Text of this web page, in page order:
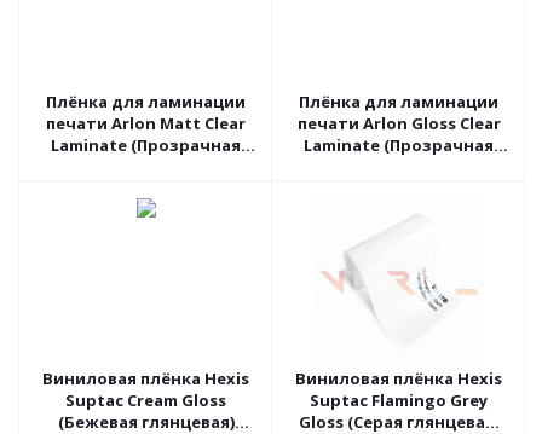
Плёнка для ламинации
печати Arlon Matt Clear
Laminate (Прозрачная
Плёнка для ламинации
печати Arlon Gloss Clear
Laminate (Прозрачная
Виниловая плёнка Hexis
Suptac Cream Gloss
(Бежевая глянцевая)
Виниловая плёнка Hexis
Suptac Flamingo Grey
Gloss (Серая глянцевая)